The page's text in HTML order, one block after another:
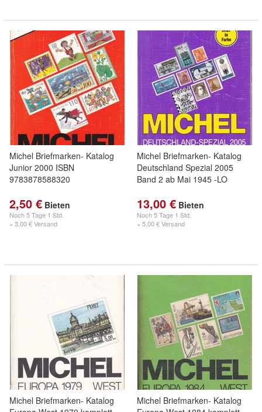
Michel Briefmarken- Katalog
Junior 2000 ISBN
9783878588320
2,50 € Bieten
Noch5 Tage 1 Std.
+ 3,00 € Versand
Michel Briefmarken- Katalog
Deutschland Spezial 2005
Band 2 ab Mai 1945 -LO
13,00 € Bieten
Noch5 Tage 1 Std.
+ 5,00 € Versand
Michel Briefmarken- Katalog
Michel Briefmarken- Katalog